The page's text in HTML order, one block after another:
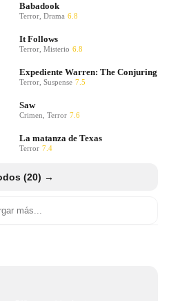
Babadook
Terror, Drama 6.8
It Follows
Terror, Misterio 6.8
Expediente Warren: The Conjuring
Terror, Suspense 7.5
Saw
Crimen, Terror 7.6
La matanza de Texas
Terror 7.4
(20) →
más...